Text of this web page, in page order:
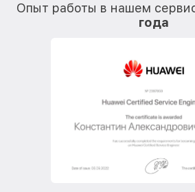
Опыт работы в нашем
года